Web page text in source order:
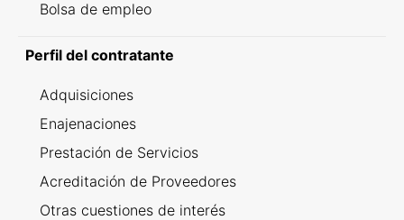
Bolsa de empleo
Perfil del contratante
Adquisiciones
Enajenaciones
Prestación de Servicios
Acreditación de Proveedores
Otras cuestiones de interés